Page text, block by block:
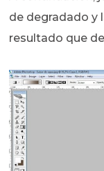
de degradado y
resultado que